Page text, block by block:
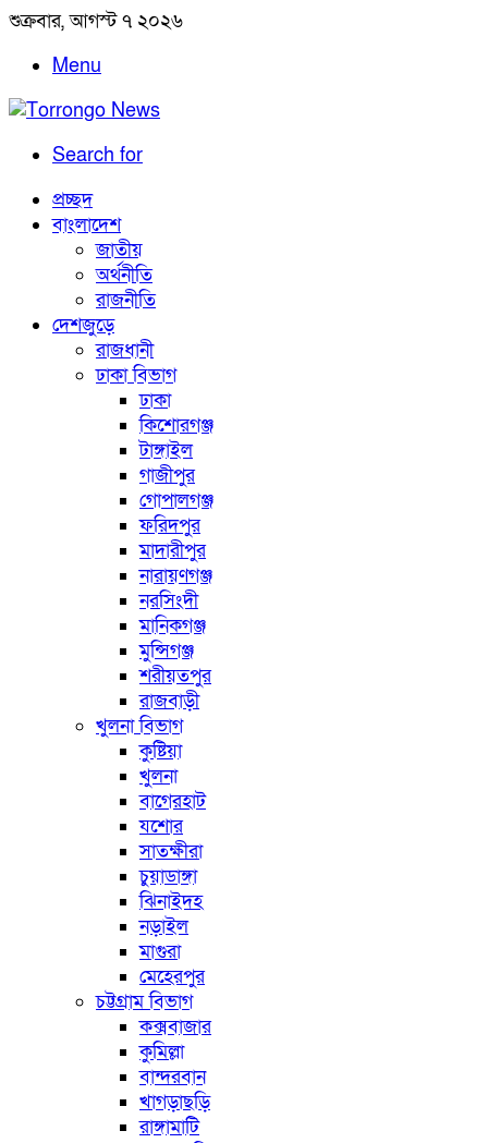
শুক্রবার, আগস্ট ৭ ২০২৬
Menu
Search for
প্রচ্ছদ
বাংলাদেশ
জাতীয়
অর্থনীতি
রাজনীতি
দেশজুড়ে
রাজধানী
ঢাকা বিভাগ
ঢাকা
কিশোরগঞ্জ
টাঙ্গাইল
গাজীপুর
গোপালগঞ্জ
ফরিদপুর
মাদারীপুর
নারায়ণগঞ্জ
নরসিংদী
মানিকগঞ্জ
মুন্সিগঞ্জ
শরীয়তপুর
রাজবাড়ী
খুলনা বিভাগ
কুষ্টিয়া
খুলনা
বাগেরহাট
যশোর
সাতক্ষীরা
চুয়াডাঙ্গা
ঝিনাইদহ
নড়াইল
মাগুরা
মেহেরপুর
চট্টগ্রাম বিভাগ
কক্সবাজার
কুমিল্লা
বান্দরবান
খাগড়াছড়ি
রাঙ্গামাটি